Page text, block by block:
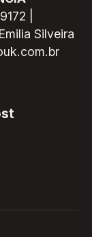
|
Silveira